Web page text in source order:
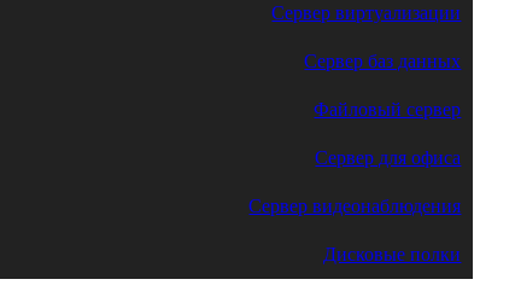
Сервер виртуализации
Сервер баз данных
Файловый сервер
Сервер для офиса
Сервер видеонаблюдения
Дисковые полки